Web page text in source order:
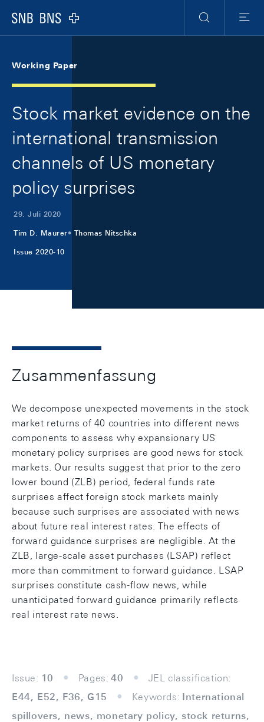
Logo
Suche
Menu
Working Paper
Stock market evidence on the
international transmission
channels of US monetary
policy surprises
29. Juli 2020
Tim D. Maurer Thomas Nitschka
Issue 2020-10
Zusammenfassung
We decompose unexpected movements in the stock
market returns of 40 countries into different news
components to assess why expansionary US
monetary policy surprises are good news for stock
markets. Our results suggest that prior to the zero
lower bound (ZLB) period, federal funds rate
surprises affect foreign stock markets mainly
because such surprises are associated with news
about future real interest rates. The effects of
forward guidance surprises are negligible. At the
ZLB, large-scale asset purchases (LSAP) reflect
more than commitment to forward guidance. LSAP
surprises constitute cash-flow news, while
unanticipated forward guidance primarily reflects
real interest rate news.
Issue: 10 Pages: 40
JEL classification:
E44, E52, F36, G15
Keywords: International
spillovers, news, monetary policy, stock returns,